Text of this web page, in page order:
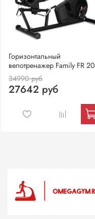
Горизонтальный
велотренажер Family FR 20
34990 руб
27642 руб